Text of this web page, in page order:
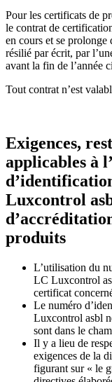
Pour les certificats de
le contrat de
en cours et se prolonge
résilié par écrit, par
avant la fin de l’année
Tout contrat n’est
Exigences,
applicables à
Luxcontrol
produits
L’utilisation du
LC Luxcontrol
certificat
Le numéro
Luxcontrol asbl
sont dans le
Il y a lieu de
exigences de la
figurant sur « le